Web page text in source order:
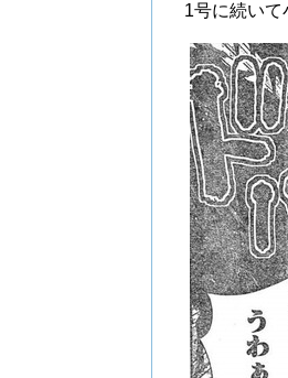
1号に続い